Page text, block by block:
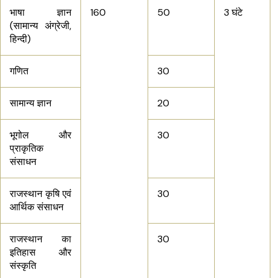
भाषा ज्ञान
(सामान्य अंग्रेजी,
हिन्दी)
160 50 3 घंटे
गणित 30
सामान्य ज्ञान 20
भूगोल और
प्राकृतिक
संसाधन
30
राजस्थान कृषि एवं
आर्थिक संसाधन
30
राजस्थान का
इतिहास और
संस्कृति
30